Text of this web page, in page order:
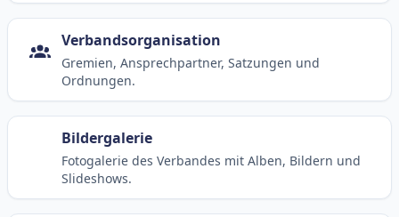
Verbandsorganisation
Gremien, Ansprechpartner, Satzungen und
Ordnungen.
Bildergalerie
Fotogalerie des Verbandes mit Alben, Bildern und
Slideshows.